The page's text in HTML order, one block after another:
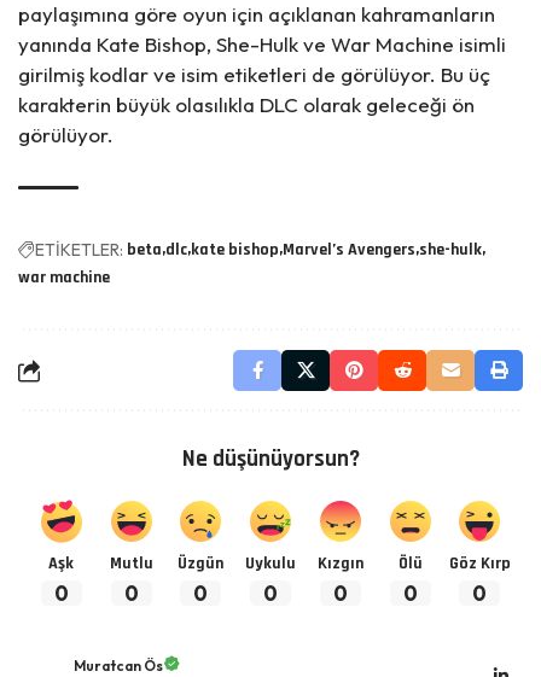
paylaşımına göre oyun için açıklanan kahramanların
yanında Kate Bishop, She-Hulk ve War Machine isimli
girilmiş kodlar ve isim etiketleri de görülüyor. Bu üç
karakterin büyük olasılıkla DLC olarak geleceği ön
görülüyor.
ETİKETLER: beta dlc kate bishop Marvel’s Avengers she-hulk
war machine
Ne düşünüyorsun?
Aşk
0
Mutlu
0
Üzgün
0
Uykulu
0
Kızgın
0
Ölü
0
Göz Kırp
0
Muratcan Ös